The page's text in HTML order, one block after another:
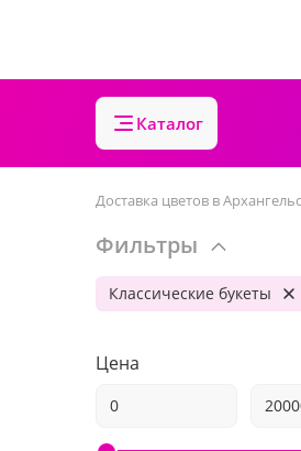
Каталог
Доставка цветов в
Фильтры
Классические букеты
Цена